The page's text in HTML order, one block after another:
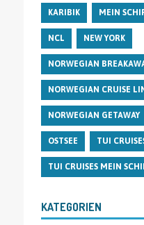
KARIBIK MEIN
NCL NEW YORK
NORWEGIAN
NORWEGIAN CRUISE
NORWEGIAN GETAWAY
OSTSEE TUI
TUI CRUISES MEIN
KATEGORIEN